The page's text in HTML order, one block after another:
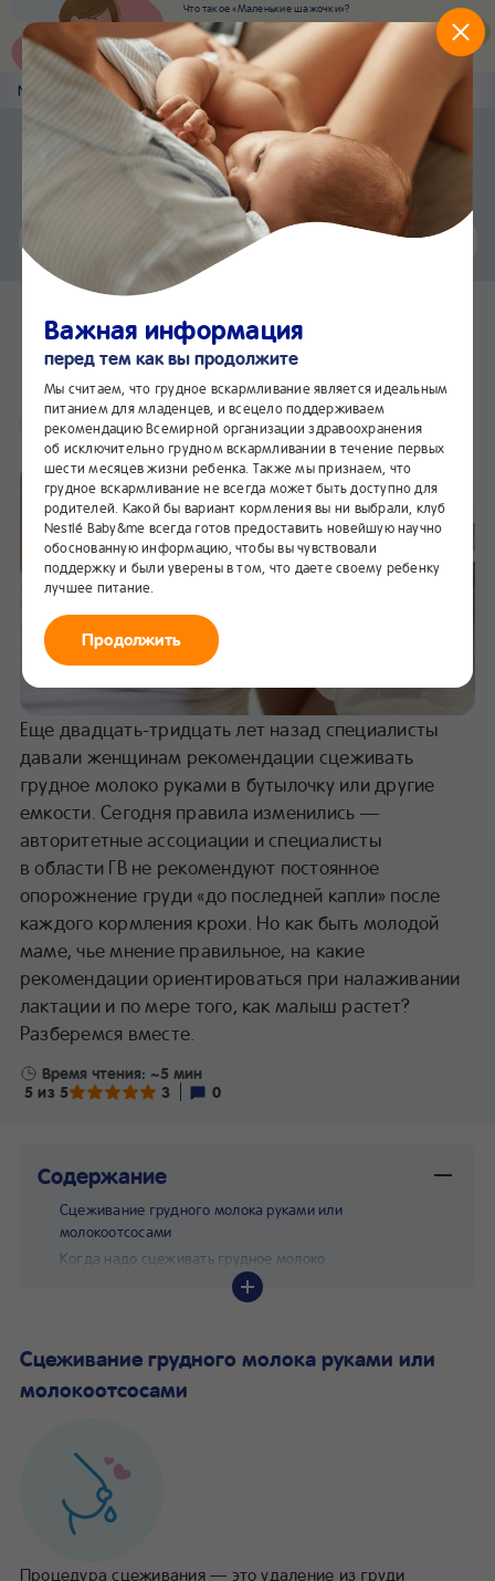
Что такое «Маленькие шажочки»?
Наш новый суперсервис для отслеживания
развития вашего малыша
Попробовать сейчас
Nestlé Baby &me Статьи
Приложение Nestlé Baby&me
Еще быстрее и удобнее
Установить
Чат24/7
Как правильно сцеживать
грудное молоко
В избранное
Питание Здоровье
Еще двадцать-тридцать лет назад специалисты
давали женщинам рекомендации сцеживать
грудное молоко руками в бутылочку или другие
емкости. Сегодня правила изменились —
авторитетные ассоциации и специалисты
в области ГВ не рекомендуют постоянное
опорожнение груди «до последней капли» после
каждого кормления крохи. Но как быть молодой
маме, чье мнение правильное, на какие
рекомендации ориентироваться при налаживании
лактации и по мере того, как малыш растет?
Разберемся вместе.
Время чтения: ~5 мин
5 из 5
3 0
Содержание
Сцеживание грудного молока руками или
молокоотсосами
Когда надо сцеживать грудное молоко
Как часто нужно сцеживать грудное молоко
Как правильно сцеживать грудное молоко ручным
молокоотсосом
Сцеживание грудного молока руками или
молокоотсосами
Процедура сцеживания — это удаление из груди
Важная информация
перед тем как вы продолжите
Мы считаем, что грудное вскармливание является идеальным
питанием для младенцев, и всецело поддерживаем
рекомендацию Всемирной организации здравоохранения
об исключительно грудном вскармливании в течение первых
шести месяцев жизни ребенка. Также мы признаем, что
грудное вскармливание не всегда может быть доступно для
родителей. Какой бы вариант кормления вы ни выбрали, клуб
Nestlé Baby&me всегда готов предоставить новейшую научно
обоснованную информацию, чтобы вы чувствовали
поддержку и были уверены в том, что даете своему ребенку
лучшее питание.
Продолжить